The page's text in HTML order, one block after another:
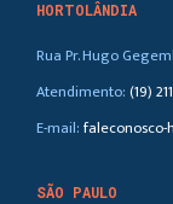
HORTOLÂNDIA
Rua Pr. Hugo
Atendimento:(19)
E-mail:faleconosco-
SÃO PAULO